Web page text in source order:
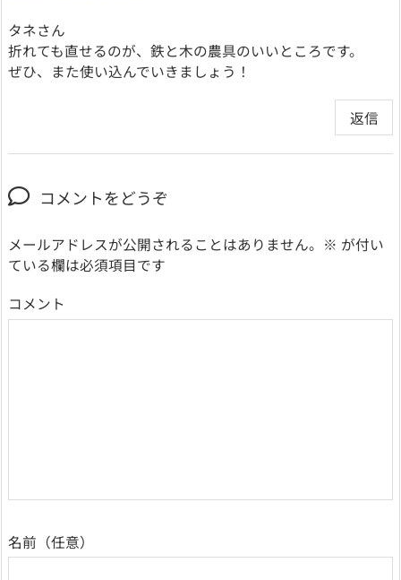
タネさん
折れても直せるのが、鉄と木の農具のいいところです。
ぜひ、また使い込んでいきましょう！
返信
コメントをどうぞ
メールアドレスが公開されることはありません。 ※ が付い
ている欄は必須項目です
コメント
名前